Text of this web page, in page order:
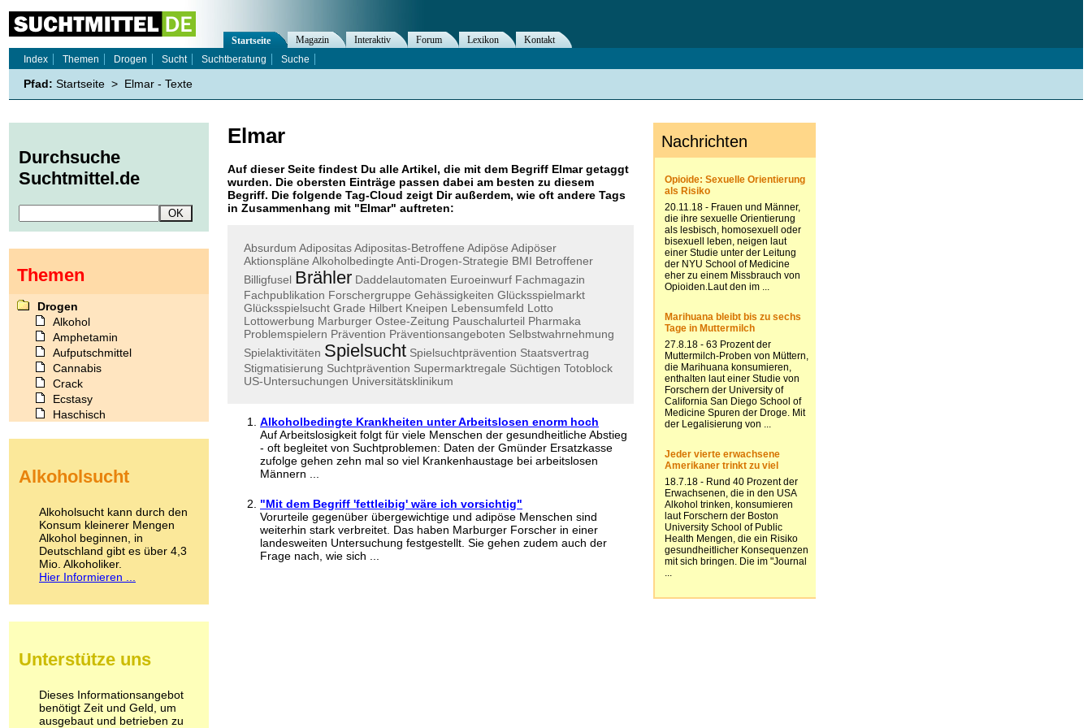
Elmar
Auf dieser Seite findest Du alle Artikel, die mit dem Begriff Elmargetaggt
wurden. Die obersten Einträge passen dabei am besten zu diesem
Begriff. Die folgende Tag-Cloud zeigt Dir außerdem, wie oft andere Tags
in Zusammenhang mit "Elmar" auftreten:
Absurdum AdipositasAdipositas-Betroffene Adipöse Adipöser
Aktionspläne Alkoholbedingte Anti-Drogen-Strategie BMI Betroffener
Billigfusel Brähler Daddelautomaten Euroeinwurf Fachmagazin
Fachpublikation Forschergruppe Gehässigkeiten Glücksspielmarkt
Glücksspielsucht Grade Hilbert Kneipen Lebensumfeld Lotto
Lottowerbung Marburger Ostee-Zeitung Pauschalurteil Pharmaka
Problemspielern Prävention Präventionsangeboten Selbstwahrnehmung
Spielaktivitäten Spielsucht Spielsuchtprävention Staatsvertrag
Stigmatisierung Suchtprävention Supermarktregale Süchtigen Totoblock
US-Untersuchungen Universitätsklinikum
Alkoholbedingte Krankheiten unter Arbeitslosen enorm hoch
Auf Arbeitslosigkeit folgt für viele Menschen der gesundheitliche Abstieg
- oft begleitet von Suchtproblemen: Daten der Gmünder Ersatzkasse
zufolge gehen zehn mal so viel Krankenhaustage bei arbeitslosen
Männern ...
"Mit dem Begriff 'fettleibig' wäre ich vorsichtig"
Vorurteile gegenüber übergewichtige und adipöse Menschen sind
weiterhin stark verbreitet. Das haben Marburger Forscher in einer
landesweiten Untersuchung festgestellt. Sie gehen zudem auch der
Frage nach, wie sich ...
Startseite Magazin Interaktiv Forum Lexikon
Kontakt
Index
Themen Drogen Sucht Suchtberatung Suche
Pfad: Startseite > Elmar - Texte
Durchsuche
Suchtmittel.de
Themen
Drogen
Alkohol
Amphetamin
Aufputschmittel
Cannabis
Crack
Ecstasy
Haschisch
Kokain
LSD
Marihuana
Medikamente
Meskalin
Metamphetamin
Methadon
Pilze
Psychopharmaka
Schlafmittel
Schmerzmittel
Alkoholsucht
Alkoholsucht kann durch den
Konsum kleinerer Mengen
Alkohol beginnen, in
Deutschland gibt es über 4,3
Mio. Alkoholiker.
Hier Informieren ...
Unterstütze uns
Dieses Informationsangebot
benötigt Zeit und Geld, um
ausgebaut und betrieben zu